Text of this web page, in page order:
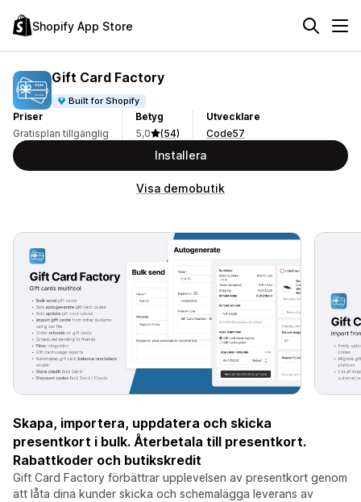
Shopify App Store
Gift Card Factory
Built for Shopify
Priser
Gratisplan tillgänglig
Betyg
5,0
(54)
Utvecklare
Code57
Installera
Visa demobutik
Skapa, importera, uppdatera och skicka
presentkort i bulk. Återbetala till presentkort.
Rabattkoder och butikskredit
Gift Card Factory förbättrar upplevelsen av presentkort genom
att låta dina kunder skicka och schemalägga leverans av